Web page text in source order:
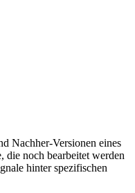
Nachher-Versionen eines
die noch bearbeitet werden
hinter spezifischen